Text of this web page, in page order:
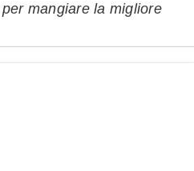
mangiare la migliore